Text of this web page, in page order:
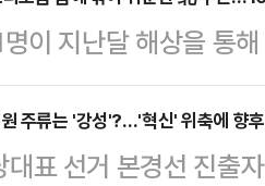
했다. 한 전 대표는 지
통령의 ‘일벌백계’ 방
는 “이런 식이면 누
부동산 시장 안정을
목이다.8일 포스코이
이 지난달 해상을 통
지난달 31일 북한 주민
다.군 당국은 지난달
한 뒤 10여시간에 걸쳐
주류는 '강성'?…'혁신' 위축에 향
대표 선거 본경선 진출